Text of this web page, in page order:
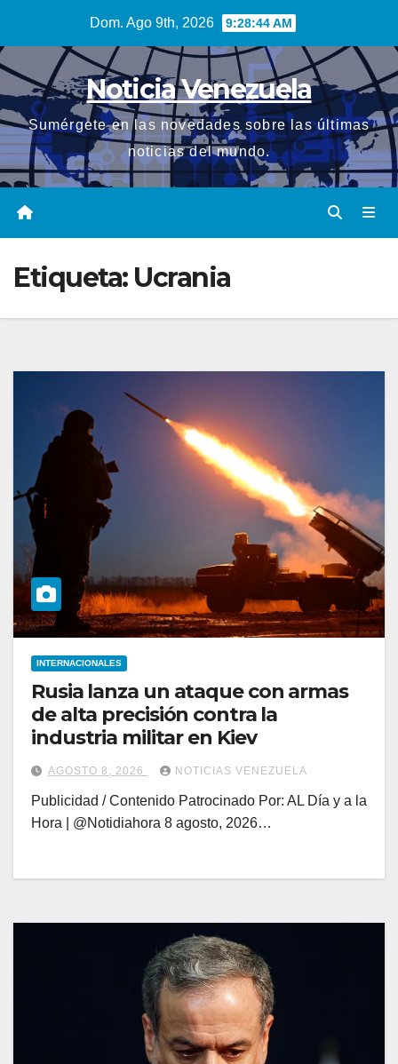
contenido
Dom. Ago 9th, 2026 9:28:46 AM
Noticia Venezuela
Sumérgete en las novedades sobre las últimas
noticias del mundo.
Etiqueta: Ucrania
INTERNACIONALES
Rusia lanza un ataque con armas
de alta precisión contra la
industria militar en Kiev
AGOSTO 8, 2026 NOTICIAS VENEZUELA
Publicidad / Contenido Patrocinado Por: AL Día y a la
Hora | @Notidiahora 8 agosto, 2026…